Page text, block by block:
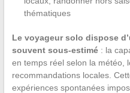
thématiques
Le voyageur solo dispose
souvent sous-estimé: la
en temps réel selon la météo,
recommandations locales.
expériences spontanées